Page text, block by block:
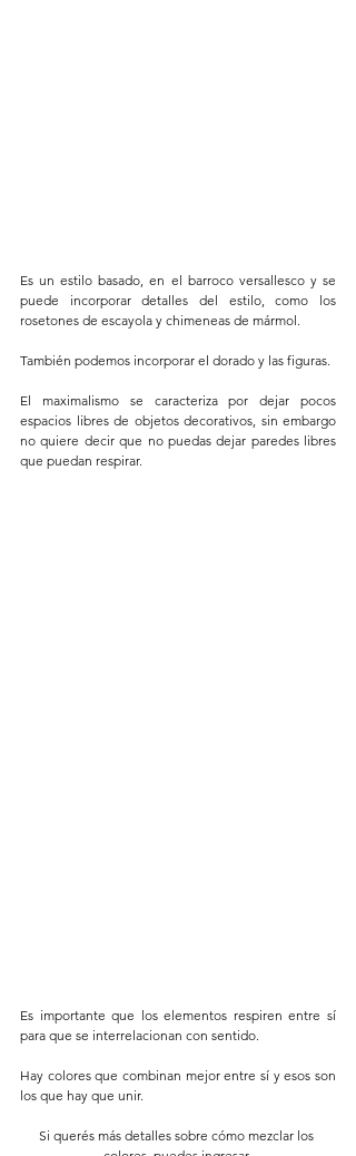
Es un estilo basado, en el barroco versallesco y se
puede incorporar detalles del estilo, como los
rosetones de escayola y chimeneas de mármol.
También podemos incorporar el dorado y las figuras.
El maximalismo se caracteriza por dejar pocos
espacios libres de objetos decorativos, sin embargo
no quiere decir que no puedas dejar paredes libres
que puedan respirar.
Es importante que los elementos respiren entre sí
para que se interrelacionan con sentido.
Hay colores que combinan mejor entre sí y esos son
los que hay que unir.
Si querés más detalles sobre cómo mezclar los